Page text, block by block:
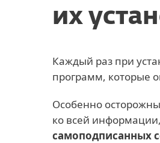
их
Каждый раз при
программ, которые
Особенно
ко всей
самоподписанных